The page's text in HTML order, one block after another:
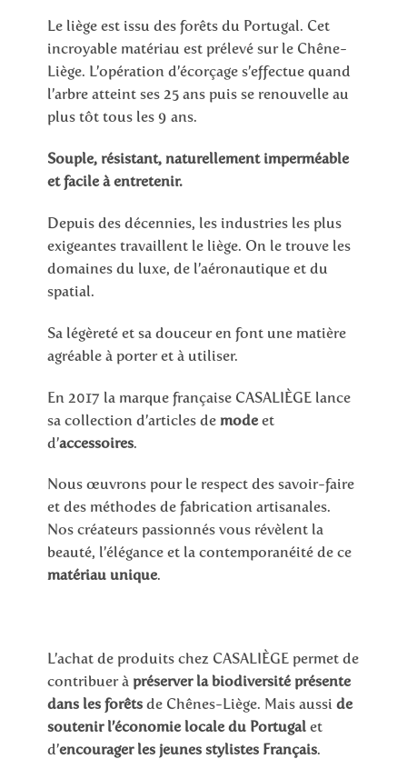
Le liège est issu des forêts du Portugal. Cet
incroyable matériau est prélevé sur le Chêne-
Liège. L’opération d’écorçage s’effectue quand
l’arbre atteint ses 25 ans puis se renouvelle au
plus tôt tous les 9 ans.
Souple, résistant, naturellement imperméable
et facile à entretenir.
Depuis des décennies, les industries les plus
exigeantes travaillent le liège. On le trouve les
domaines du luxe, de l’aéronautique et du
spatial.
Sa légèreté et sa douceur en font une matière
agréable à porter et à utiliser.
En 2017 la marque française CASALIÈGE lance
sa collection d’articles de modeet
d’accessoires.
Nous œuvrons pour le respect des savoir-faire
et des méthodes de fabrication artisanales.
Nos créateurs passionnés vous révèlent la
beauté, l’élégance et la contemporanéité de ce
matériau unique.
L’achat de produits chez CASALIÈGE permet de
contribuer à préserver la biodiversité présente
dans les forêts de Chênes-Liège. Mais aussi de
soutenir l’économie locale du Portugalet
d’encourager les jeunes stylistes Français.